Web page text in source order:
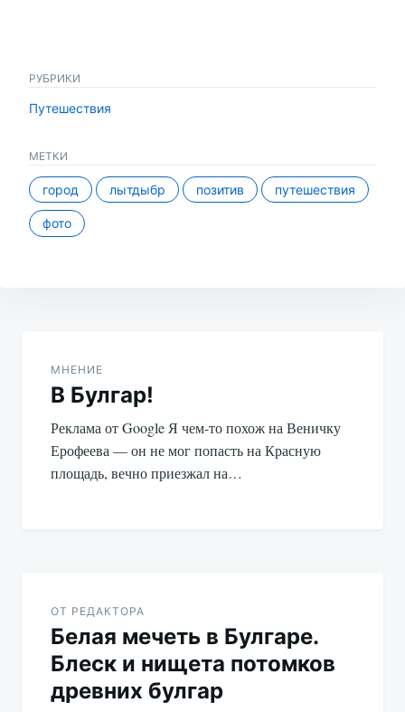
РУБРИКИ
Путешествия
МЕТКИ
город лытдыбр позитив путешествия
фото
записям
МНЕНИЕ
В Булгар!
Реклама от Google Я чем-то похож на Веничку
Ерофеева — он не мог попасть на Красную
площадь, вечно приезжал на…
ОТ РЕДАКТОРА
Белая мечеть в Булгаре.
Блеск и нищета потомков
древних булгар